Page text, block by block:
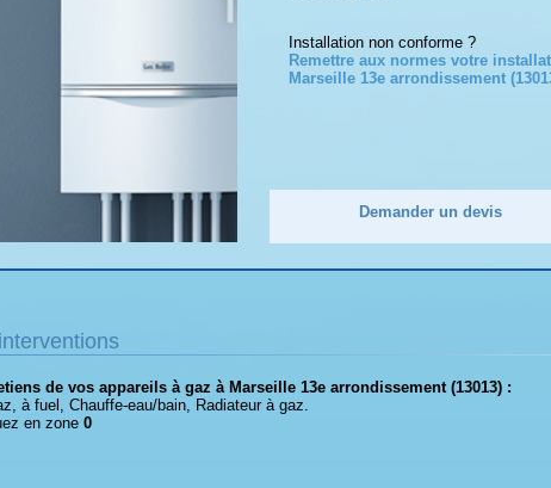
Installation non conforme ?
Remettre aux normes votre
Marseille 13e arrondissement
Demander un devis
de vos appareils à gaz à Marseille 13e arrondissement (13013) :
à fuel, Chauffe-eau/bain, Radiateur à gaz.
en zone 0